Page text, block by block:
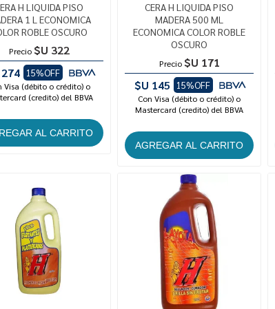
H LIQUIDA PISO
1 L ECONOMICA
ROBLE OSCURO
Precio $U 322
15%OFF
Visa (débito o crédito) o
(credito) del BBVA
CERA H LIQUIDA PISO
MADERA 500 ML
ECONOMICA COLOR ROBLE
OSCURO
Precio $U 171
$U 145
15%OFF
Con Visa (débito o crédito) o
Mastercard (credito) del BBVA